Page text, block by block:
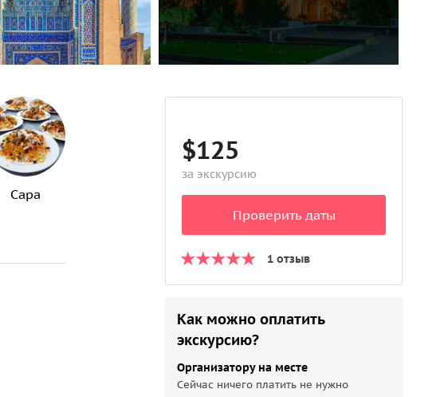
Сара
$125
за экскурсию
Проверить даты
1 отзыв
Как можно оплатить
экскурсию?
Организатору на месте
Сейчас ничего платить не нужно